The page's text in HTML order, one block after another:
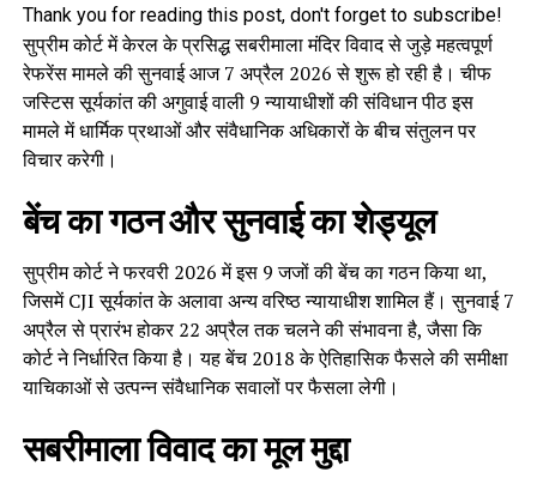
Thank you for reading this post, don't forget to subscribe!
सुप्रीम कोर्ट में केरल के प्रसिद्ध सबरीमाला मंदिर विवाद से जुड़े महत्वपूर्ण
रेफरेंस मामले की सुनवाई आज 7 अप्रैल 2026 से शुरू हो रही है। चीफ
जस्टिस सूर्यकांत की अगुवाई वाली 9 न्यायाधीशों की संविधान पीठ इस
मामले में धार्मिक प्रथाओं और संवैधानिक अधिकारों के बीच संतुलन पर
विचार करेगी।
बेंच का गठन और सुनवाई का शेड्यूल
सुप्रीम कोर्ट ने फरवरी 2026 में इस 9 जजों की बेंच का गठन किया था,
जिसमें CJI सूर्यकांत के अलावा अन्य वरिष्ठ न्यायाधीश शामिल हैं। सुनवाई 7
अप्रैल से प्रारंभ होकर 22 अप्रैल तक चलने की संभावना है, जैसा कि
कोर्ट ने निर्धारित किया है। यह बेंच 2018 के ऐतिहासिक फैसले की समीक्षा
याचिकाओं से उत्पन्न संवैधानिक सवालों पर फैसला लेगी।
सबरीमाला विवाद का मूल मुद्दा